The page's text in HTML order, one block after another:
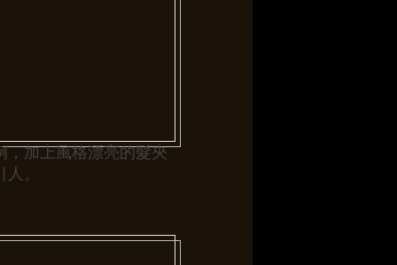
，加上風格漂亮的髮夾
。